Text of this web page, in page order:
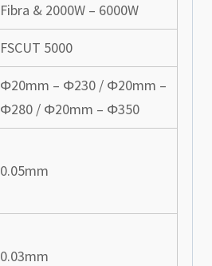
Fibra & 2000W – 6000W
FSCUT 5000
Φ20mm – Φ230 / Φ20mm –
Φ280 / Φ20mm – Φ350
0.05mm
0.03mm